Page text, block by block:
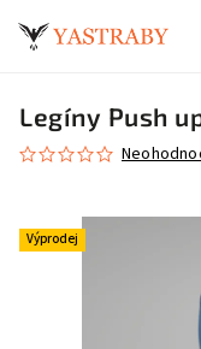
Legíny Push
Výprodej